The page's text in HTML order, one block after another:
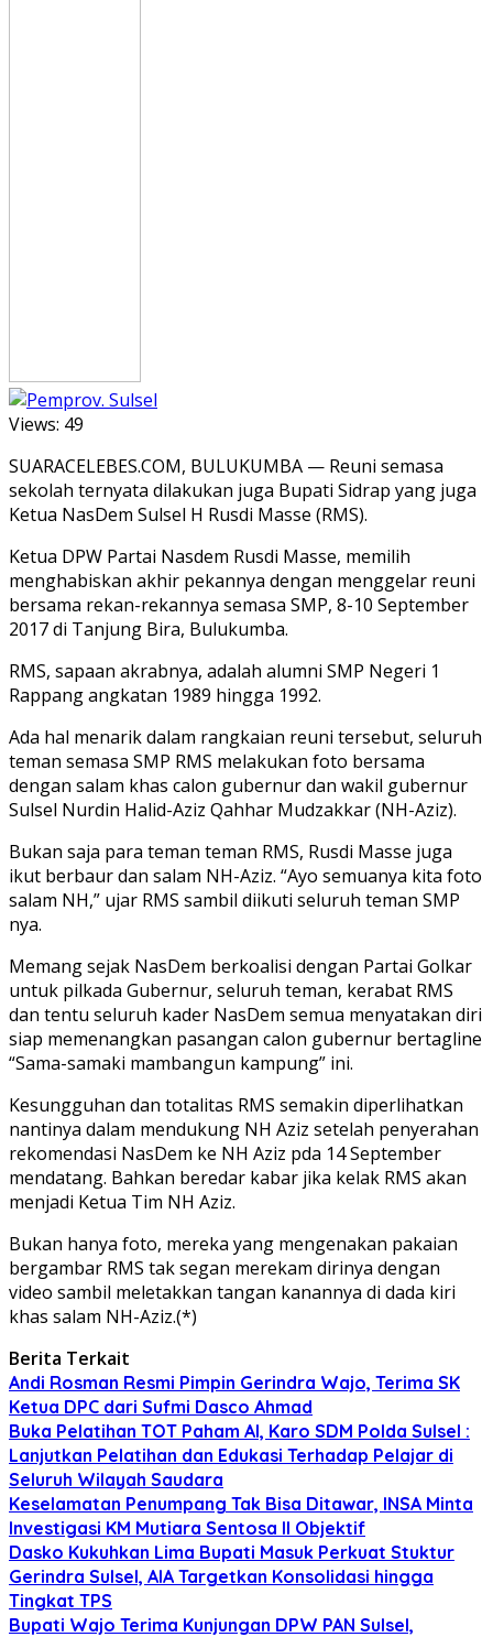
Views: 49
SUARACELEBES.COM, BULUKUMBA — Reuni semasa
sekolah ternyata dilakukan juga Bupati Sidrap yang juga
Ketua NasDem Sulsel H Rusdi Masse (RMS).
Ketua DPW Partai Nasdem Rusdi Masse, memilih
menghabiskan akhir pekannya dengan menggelar reuni
bersama rekan-rekannya semasa SMP, 8-10 September
2017 di Tanjung Bira, Bulukumba.
RMS, sapaan akrabnya, adalah alumni SMP Negeri 1
Rappang angkatan 1989 hingga 1992.
Ada hal menarik dalam rangkaian reuni tersebut, seluruh
teman semasa SMP RMS melakukan foto bersama
dengan salam khas calon gubernur dan wakil gubernur
Sulsel Nurdin Halid-Aziz Qahhar Mudzakkar (NH-Aziz).
Bukan saja para teman teman RMS, Rusdi Masse juga
ikut berbaur dan salam NH-Aziz. “Ayo semuanya kita foto
salam NH,” ujar RMS sambil diikuti seluruh teman SMP
nya.
Memang sejak NasDem berkoalisi dengan Partai Golkar
untuk pilkada Gubernur, seluruh teman, kerabat RMS
dan tentu seluruh kader NasDem semua menyatakan diri
siap memenangkan pasangan calon gubernur bertagline
“Sama-samaki mambangun kampung” ini.
Kesungguhan dan totalitas RMS semakin diperlihatkan
nantinya dalam mendukung NH Aziz setelah penyerahan
rekomendasi NasDem ke NH Aziz pda 14 September
mendatang. Bahkan beredar kabar jika kelak RMS akan
menjadi Ketua Tim NH Aziz.
Bukan hanya foto, mereka yang mengenakan pakaian
bergambar RMS tak segan merekam dirinya dengan
video sambil meletakkan tangan kanannya di dada kiri
khas salam NH-Aziz.(*)
Berita Terkait
Andi Rosman Resmi Pimpin Gerindra Wajo, Terima SK
Ketua DPC dari Sufmi Dasco Ahmad
Buka Pelatihan TOT Paham AI, Karo SDM Polda Sulsel :
Lanjutkan Pelatihan dan Edukasi Terhadap Pelajar di
Seluruh Wilayah Saudara
Keselamatan Penumpang Tak Bisa Ditawar, INSA Minta
Investigasi KM Mutiara Sentosa II Objektif
Dasko Kukuhkan Lima Bupati Masuk Perkuat Stuktur
Gerindra Sulsel, AIA Targetkan Konsolidasi hingga
Tingkat TPS
Bupati Wajo Terima Kunjungan DPW PAN Sulsel,